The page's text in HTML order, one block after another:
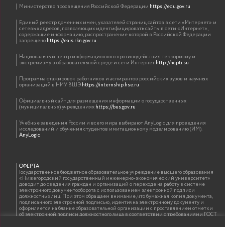
Министерство просвещения Российской Федерации https://edu.gov.ru
Единый реестр доменных имен, указателей страниц сайтов в сети «Интернет» и
сетевых адресов, позволяющих идентифицировать сайты в сети «Интернет»,
содержащие информацию, распространение которой в Российской Федерации
запрещеноhttps://eais.rkn.gov.ru
Национальный центр информационного противодействия терроризму и
экстремизму в образовательной среде и сети Интернетhttp://ncpti.su
Программа стажировок работников и аспирантов российских вузов и научных
организаций в НИУ ВШЭhttps://internship.hse.ru
Официальный сайт для размещения информации о государственных
(муниципальных) учрежденияхhttps://bus.gov.ru
Учебные заведения России и всего мира выбирают AnyLogic для проведения
исследований и обучения студентов имитационному моделированию (ИМ).
AnyLogic
ОФЕРТА
Государственное бюджетное образовательное учреждение высшего образования
«Нижегородский государственный инженерно-экономический университет»
доводит до сведения граждан и организаций о переходе на работу в системе
электронного документооборота с использованием электронной подписи
должностных лиц. При этом обращаем внимание, что бумажная копия документа,
подписанного электронной подписью, идентична электронному документу и
оформляется на бланке образовательной организации с проставлением отметки
об электронной подписи должностного лица в соответствии с требованиями ГОСТ